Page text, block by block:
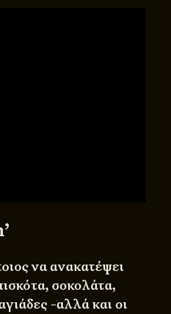
να ανακατέψει
σοκολάτα,
-αλλά και οι